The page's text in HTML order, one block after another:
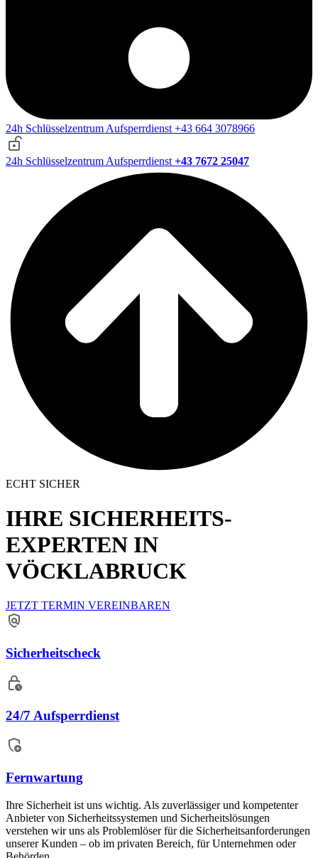
24h Schlüsselzentrum Aufsperrdienst +43 664 3078966
24h Schlüsselzentrum Aufsperrdienst +43 7672 25047
ECHT SICHER
IHRE SICHERHEITS­
EXPERTEN IN
VÖCKLABRUCK
JETZT TERMIN VEREINBAREN
Sicherheitscheck
24/7 Aufsperrdienst
Fernwartung
Ihre Sicherheit ist uns wichtig. Als zuverlässiger und kompetenter
Anbieter von Sicherheitssystemen und Sicherheitslösungen
verstehen wir uns als Problemlöser für die Sicherheitsanforderungen
unserer Kunden – ob im privaten Bereich, für Unternehmen oder